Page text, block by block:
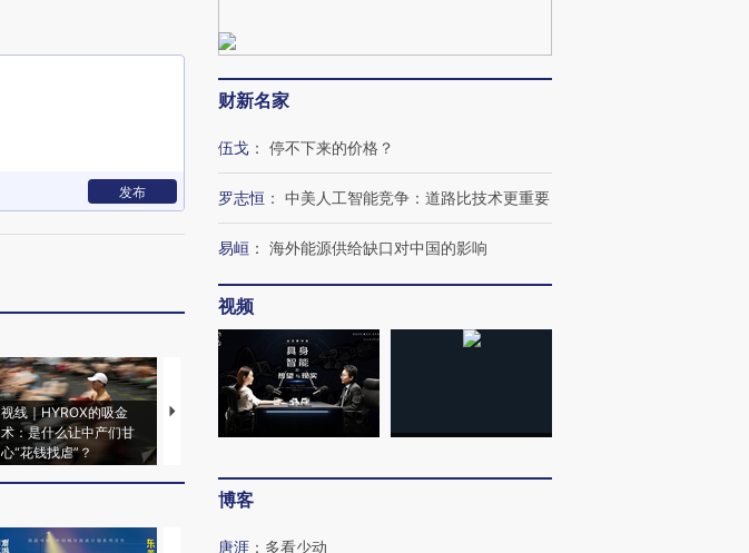
发布
视线｜HYROX的吸金
术：是什么让中产们甘
心“花钱找虐”？
马航飞行员跨国走私7万
粒摇头丸 尿检体内含3种
视线｜被称为“蟑螂”的印
度Z世代 用街头抗争将教
机”？难民潮撕裂西班牙
财新名家
伍戈 ： 停不下来的价格？
罗志恒 ： 中美人工智能竞争：道路比技术更重要
易峘 ： 海外能源供给缺口对中国的影响
视频
博客
唐涯 ： 多看少动